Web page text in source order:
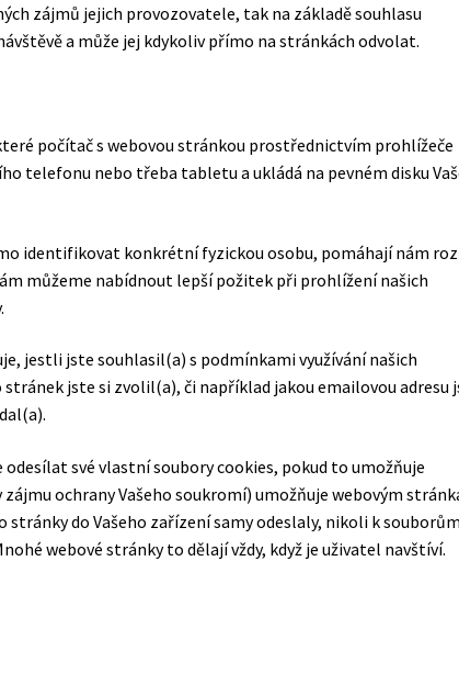
zájmů jejich provozovatele, tak na základě souhlasu
a může jej kdykoliv přímo na stránkách odvolat.
počítač s webovou stránkou prostřednictvím prohlížeče
telefonu nebo třeba tabletu a ukládá na pevném disku
identifikovat konkrétní fyzickou osobu, pomáhají nám
můžeme nabídnout lepší požitek při prohlížení našich
jestli jste souhlasil(a) s podmínkami využívání našich
jste si zvolil(a), či například jakou emailovou adresu
své vlastní soubory cookies, pokud to umožňuje
ochrany Vašeho soukromí) umožňuje webovým
do Vašeho zařízení samy odeslaly, nikoli k souborům
webové stránky to dělají vždy, když je uživatel navštíví.